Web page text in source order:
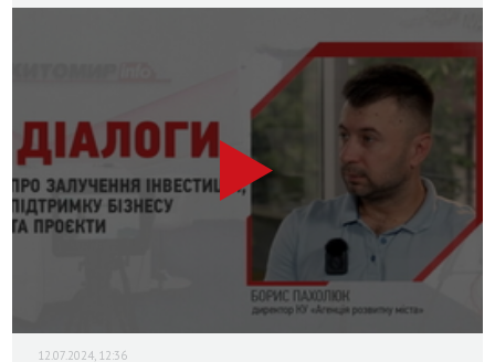
12.07.2024, 12:36